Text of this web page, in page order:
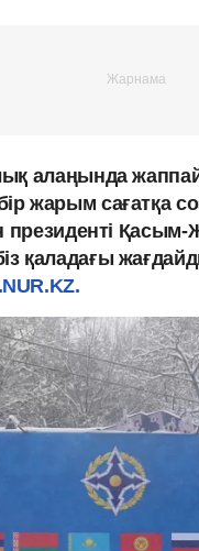
алаңында жаппай
жарым сағатқа
президенті
қаладағы